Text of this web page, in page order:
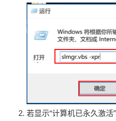
若显示“计算机已永久激